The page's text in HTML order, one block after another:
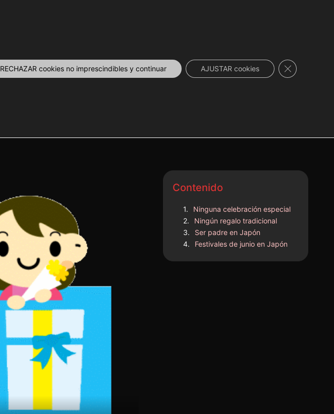
Contenido
Ninguna celebración especial
Ningún regalo tradicional
Ser padre en Japón
Festivales de junio en Japón
RECHAZAR cookies no imprescindibles y continuar AJUSTAR cookies Cerrar el